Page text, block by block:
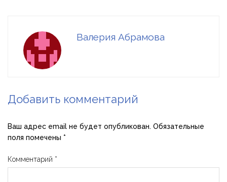
Валерия Абрамова
Добавить комментарий
Ваш адрес email не будет опубликован. Обязательные
поля помечены *
Комментарий *